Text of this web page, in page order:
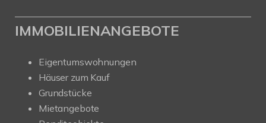
IMMOBILIENANGEBOTE
Eigentumswohnungen
Häuser zum Kauf
Grundstücke
Mietangebote